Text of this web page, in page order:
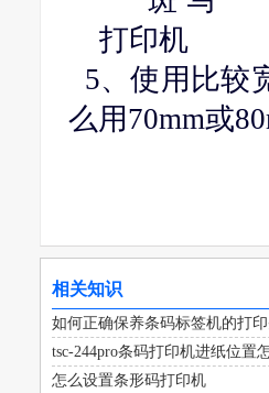
5、使用比较
么用70mm或
相关知识
如何正确保养条码标签机的打
tsc-244pro条码打印机进纸位置
怎么设置条形码打印机